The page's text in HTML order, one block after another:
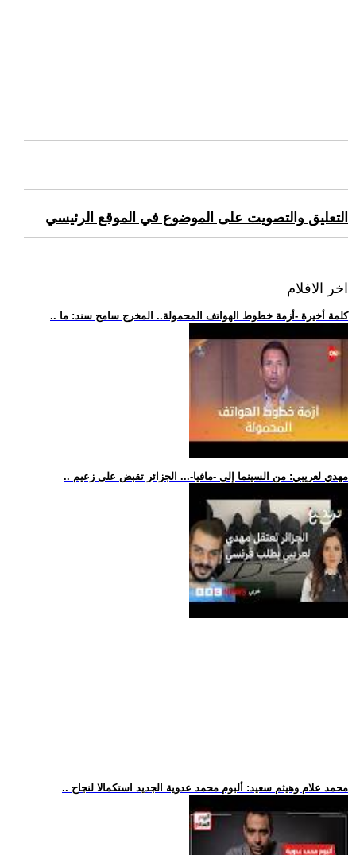
التعليق والتصويت على الموضوع في الموقع الرئيسي
اخر الافلام
.. كلمة أخيرة -أزمة خطوط الهواتف المحمولة.. المخرج سامح سند: ما
.. مهدي لعريبي: من السينما إلى -مافيا-... الجزائر تقبض على زعيم
.. محمد علام وهيثم سعيد: ألبوم محمد عدوية الجديد استكمالا لنجاح